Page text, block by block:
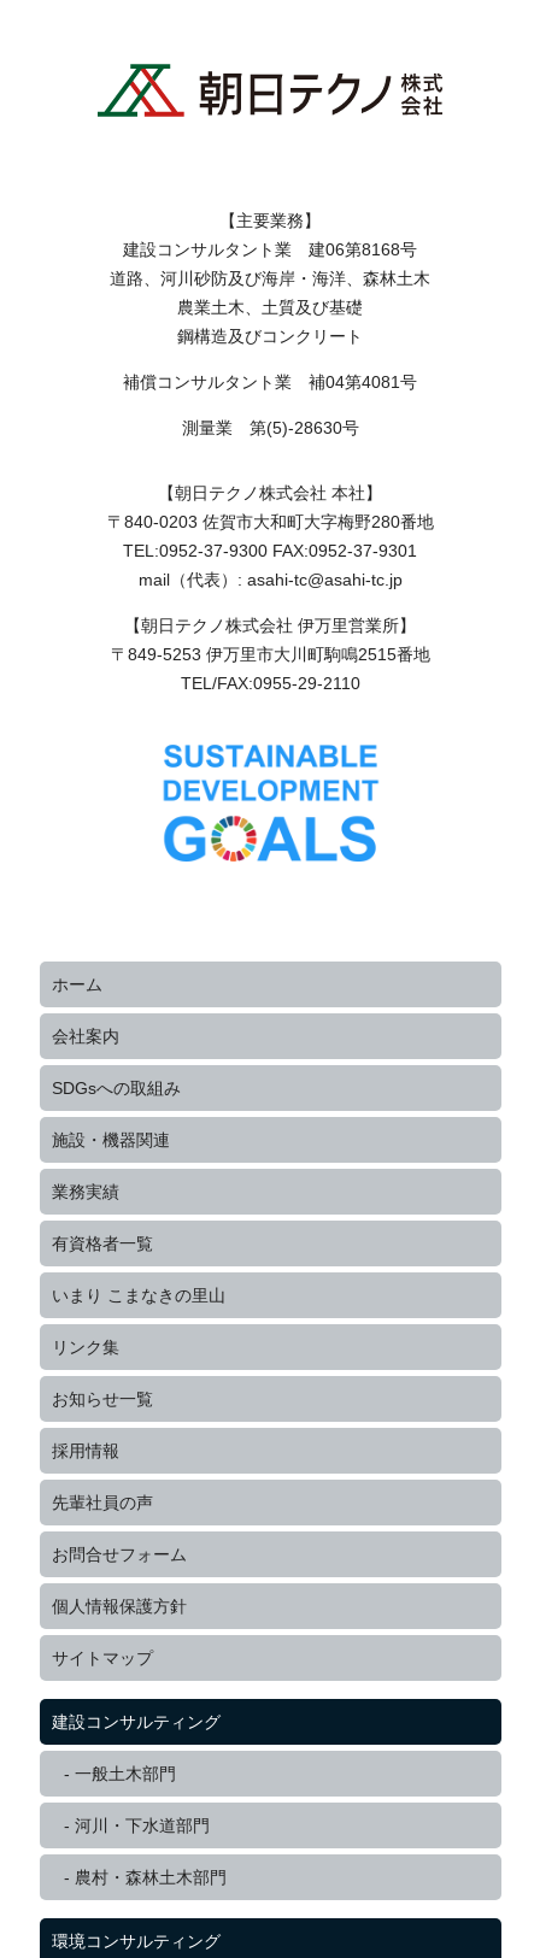
【主要業務】
建設コンサルタント業 建06第8168号
道路、河川砂防及び海岸・海洋、森林土木
農業土木、土質及び基礎
鋼構造及びコンクリート
補償コンサルタント業 補04第4081号
測量業 第(5)-28630号
【朝日テクノ株式会社 本社】
〒840-0203 佐賀市大和町大字梅野280番地
TEL:0952-37-9300 FAX:0952-37-9301
mail（代表）: asahi-tc@asahi-tc.jp
【朝日テクノ株式会社 伊万里営業所】
〒849-5253 伊万里市大川町駒鳴2515番地
TEL/FAX:0955-29-2110
ホーム
会社案内
SDGsへの取組み
施設・機器関連
業務実績
有資格者一覧
いまり こまなきの里山
リンク集
お知らせ一覧
採用情報
先輩社員の声
お問合せフォーム
個人情報保護方針
サイトマップ
建設コンサルティング
一般土木部門
河川・下水道部門
農村・森林土木部門
環境コンサルティング